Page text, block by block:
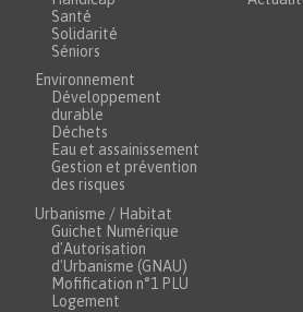
Santé
Solidarité
Séniors
Environnement
Développement
durable
Déchets
Eau et assainissement
Gestion et prévention
des risques
Urbanisme / Habitat
Guichet Numérique
d'Autorisation
d'Urbanisme (GNAU)
Mofification n°1 PLU
Logement